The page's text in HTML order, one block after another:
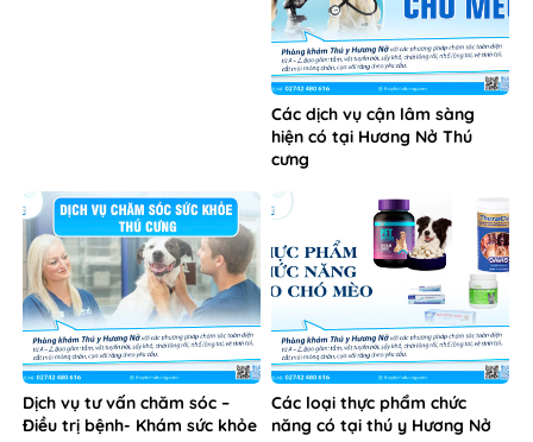
Các dịch vụ cận lâm sàng
hiện có tại Hương Nở Thú
cưng
Dịch vụ tư vấn chăm sóc –
Điều trị bệnh- Khám sức khỏe
Các loại thực phẩm chức
năng có tại thú y Hương Nở